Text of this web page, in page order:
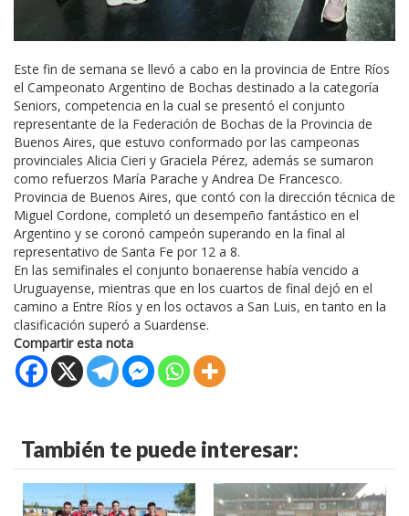
Este fin de semana se llevó a cabo en la provincia de Entre Ríos
el Campeonato Argentino de Bochas destinado a la categoría
Seniors, competencia en la cual se presentó el conjunto
representante de la Federación de Bochas de la Provincia de
Buenos Aires, que estuvo conformado por las campeonas
provinciales Alicia Cieri y Graciela Pérez, además se sumaron
como refuerzos María Parache y Andrea De Francesco.
Provincia de Buenos Aires, que contó con la dirección técnica de
Miguel Cordone, completó un desempeño fantástico en el
Argentino y se coronó campeón superando en la final al
representativo de Santa Fe por 12 a 8.
En las semifinales el conjunto bonaerense había vencido a
Uruguayense, mientras que en los cuartos de final dejó en el
camino a Entre Ríos y en los octavos a San Luis, en tanto en la
clasificación superó a Suardense.
Compartir esta nota
También te puede interesar: